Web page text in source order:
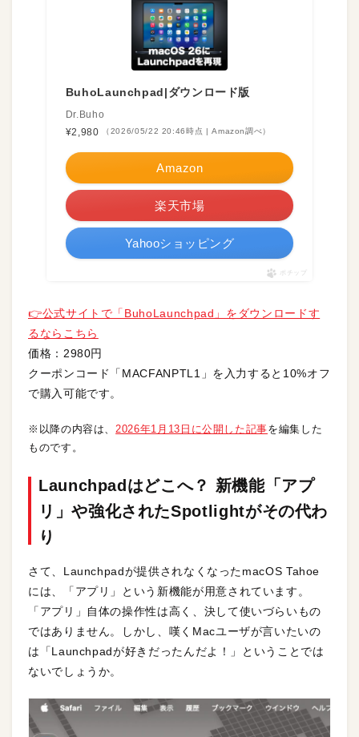
BuhoLaunchpad|ダウンロード版
Dr.Buho
¥2,980
（2026/05/22 20:46時点 | Amazon調べ）
Amazon
楽天市場
Yahooショッピング
ポチップ
👉公式サイトで「BuhoLaunchpad」をダウンロードす
るならこちら
価格：2980円
クーポンコード「MACFANPTL1」を入力すると10%オフ
で購入可能です。
※以降の内容は、2026年1月13日に公開した記事を編集した
ものです。
Launchpadはどこへ？ 新機能「アプ
リ」や強化されたSpotlightがその代わ
り
さて、Launchpadが提供されなくなったmacOS Tahoe
には、「アプリ」という新機能が用意されています。
「アプリ」自体の操作性は高く、決して使いづらいもの
ではありません。しかし、嘆くMacユーザが言いたいの
は「Launchpadが好きだったんだよ！」ということでは
ないでしょうか。